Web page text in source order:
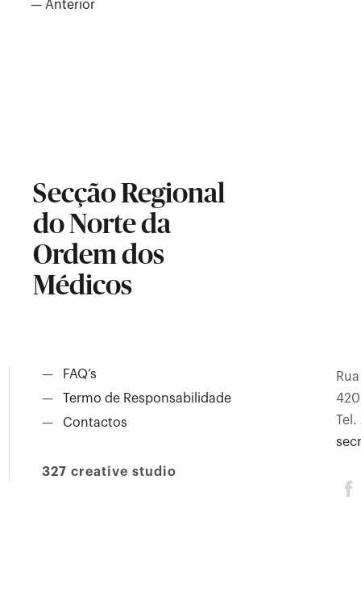
— Anterior
Secção Regional
do Norte da
Ordem dos
Médicos
—
FAQ’s
— Termo de Responsabilidade
— Contactos
327 creative studio
Tel.